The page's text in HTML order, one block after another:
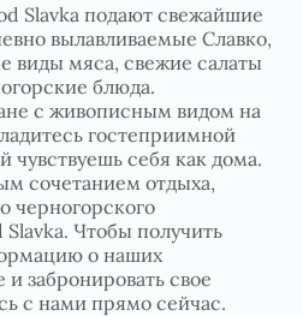
Slavka подают свежайшие
вылавливаемые Славко,
виды мяса, свежие салаты
блюда.
с живописным видом на
гостеприимной
чувствуешь себя как дома.
сочетанием отдыха,
черногорского
Чтобы получить
о наших
и забронировать свое
с нами прямо сейчас.